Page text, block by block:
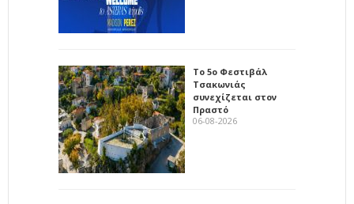
Το 5ο Φεστιβάλ
Τσακωνιάς
συνεχίζεται στον
Πραστό
06-08-2026